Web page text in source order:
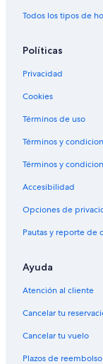
Todos los tipos de
Políticas
Privacidad
Cookies
Términos de uso
Términos y
Términos y
Accesibilidad
Opciones de
Pautas y reporte de
Ayuda
Atención al cliente
Cancelar tu
Cancelar tu vuelo
Plazos de reembolso